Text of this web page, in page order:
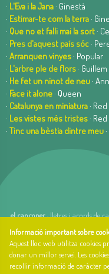
· L'Eva i la Jana· Ginestà
· Estimar-te com la terra·
· Que no et falli mai la sort·
· Pres d'aquest país sóc·
· Arranquen vinyes· Popular
· L'arbre ple de flors·
· He fet un ninot de neu·
· Face it alone· Queen
· Catalunya en miniatura·
· Les vistes més tristes·
· Tinc una bèstia dintre meu
el cançoner· lletres i acords de
web basada en el Gestior de
creada per arnAu bellavista
Sobre el cançoner
Qui som i quina és la nostra
Informació important sobre
Aquest lloc web utilitza cookies
donar un millor servei. Les
recollir informació de caràcter